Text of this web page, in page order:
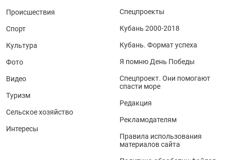
Происшествия
Спорт
Культура
Фото
Видео
Туризм
Сельское хозяйство
Интересы
Спецпроекты
Кубань 2000-2018
Кубань. Формат успеха
Я помню День Победы
Спецпроект. Они помогают
спасти море
Редакция
Рекламодателям
Правила использования
материалов сайта